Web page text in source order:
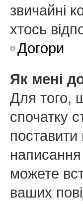
звичайні
хтось
Догори
Як мені
Для того,
спочатку
можете
ваших